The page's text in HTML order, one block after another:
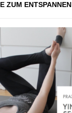
ZUM ENTSPANNEN